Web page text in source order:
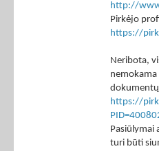
http://
Pirkėjo
https://
Neribota,
https://
Pasiūlymai
turi būti